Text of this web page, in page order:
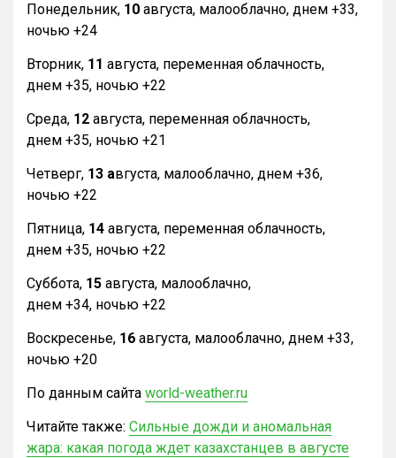
Понедельник, 10 августа, малооблачно, днем +33,
ночью +24
Вторник, 11 августа, переменная облачность,
днем +35, ночью +22
Среда, 12 августа, переменная облачность,
днем +35, ночью +21
Четверг, 13 августа, малооблачно, днем +36,
ночью +22
Пятница, 14 августа, переменная облачность,
днем +35, ночью +22
Суббота, 15 августа, малооблачно,
днем +34, ночью +22
Воскресенье, 16 августа, малооблачно, днем +33,
ночью +20
По данным сайта world-weather.ru
Читайте также: Сильные дожди и аномальная
жара: какая погода ждет казахстанцев в августе